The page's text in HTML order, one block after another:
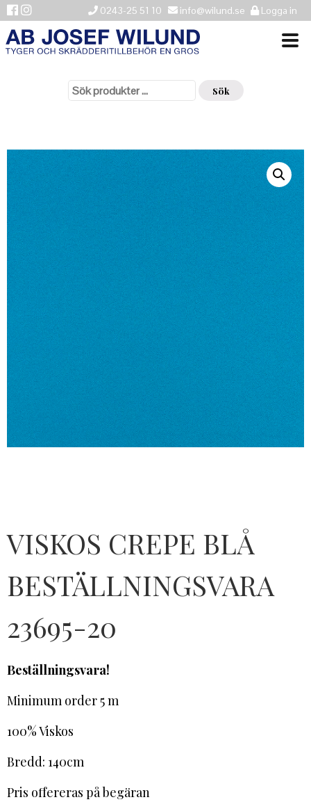
0243-25 51 10 info@wilund.se Logga in
VÄLKOMMEN
HISTORIK
KONTAKTA OSS
LEVERANSINFORMATION
efter:
Sök
VISKOS CREPE BLÅ
BESTÄLLNINGSVARA
23695-20
Beställningsvara!
Minimum order 5 m
100% Viskos
Bredd: 140cm
Pris offereras på begäran